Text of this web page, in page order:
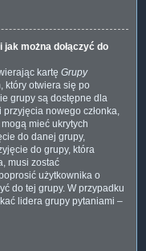
można dołączyć do
kartę Grupy
który otwiera się po
grupy są dostępne dla
nowego członka,
mieć ukrytych
do danej grupy,
do grupy, która
musi zostać
użytkownika o
do tej grupy. W przypadku
lidera grupy pytaniami –